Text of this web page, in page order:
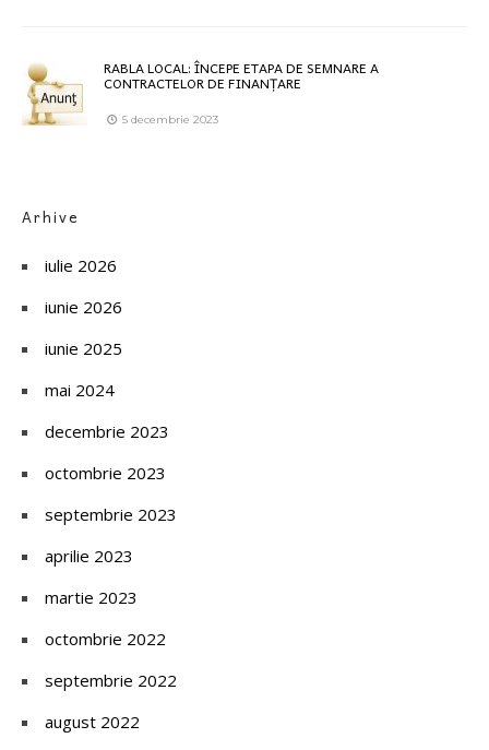
RABLA LOCAL: ÎNCEPE ETAPA DE SEMNARE A
CONTRACTELOR DE FINANȚARE
5 decembrie 2023
Arhive
iulie 2026
iunie 2026
iunie 2025
mai 2024
decembrie 2023
octombrie 2023
septembrie 2023
aprilie 2023
martie 2023
octombrie 2022
septembrie 2022
august 2022